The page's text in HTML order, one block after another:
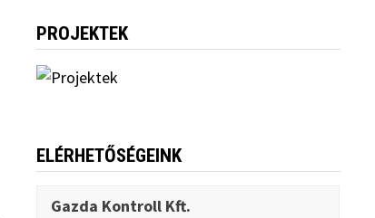
PROJEKTEK
ELÉRHETŐSÉGEINK
Gazda Kontroll Kft.